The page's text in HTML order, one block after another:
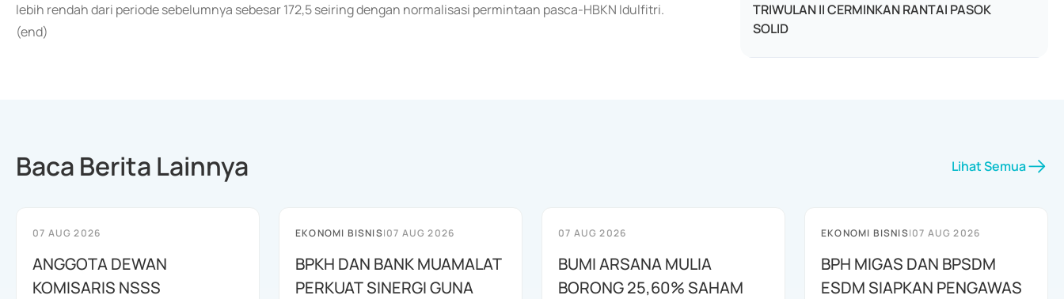
lebih rendah dari periode sebelumnya sebesar 172,5 seiring dengan normalisasi permintaan pasca-HBKN Idulfitri.
(end)
TRIWULAN II CERMINKAN RANTAI PASOK
SOLID
Baca Berita Lainnya Lihat Semua
07 AUG 2026
ANGGOTA DEWAN
KOMISARIS NSSS
EKONOMI BISNIS|07 AUG 2026
BPKH DAN BANK MUAMALAT
PERKUAT SINERGI GUNA
07 AUG 2026
BUMI ARSANA MULIA
BORONG 25,60% SAHAM
EKONOMI BISNIS|07 AUG 2026
BPH MIGAS DAN BPSDM
ESDM SIAPKAN PENGAWAS